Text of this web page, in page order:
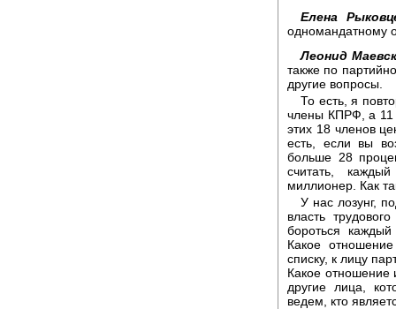
Елена
одномандатному
Леонид
также по
другие вопросы.
То есть, я
члены КПРФ, а 11
этих 18 членов
есть, если вы
больше 28
считать,
миллионер. Как
У нас лозунг,
власть
бороться
Какое
списку, к лицу
Какое отношение
другие лица,
ведем, кто